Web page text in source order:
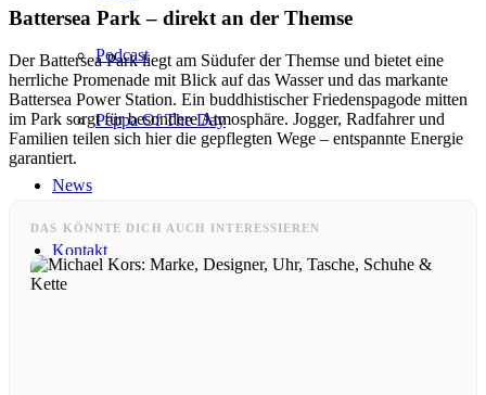
Podcast
Peppa Of The Day
News
Kontakt
Battersea Park – direkt an der Themse
Der Battersea Park liegt am Südufer der Themse und bietet eine
herrliche Promenade mit Blick auf das Wasser und das markante
Battersea Power Station. Ein buddhistischer Friedenspagode mitten
im Park sorgt für besondere Atmosphäre. Jogger, Radfahrer und
Familien teilen sich hier die gepflegten Wege – entspannte Energie
garantiert.
DAS KÖNNTE DICH AUCH INTERESSIEREN